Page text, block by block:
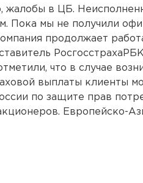
жалобы в ЦБ.
Пока мы не получили
продолжает
что в случае
выплаты клиенты
по защите прав
Европейско-